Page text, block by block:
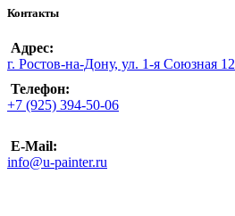
Контакты
Адрес:
г. Ростов-на-Дону, ул. 1-я Союзная 12
Телефон:
+7 (925) 394-50-06
E-Mail:
info@u-painter.ru